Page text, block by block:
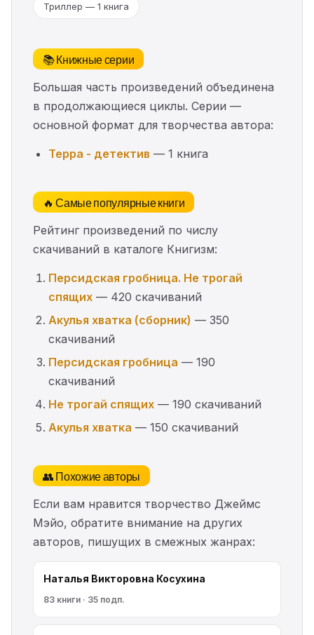
Триллер — 1 книга
📚 Книжные серии
Большая часть произведений объединена
в продолжающиеся циклы. Серии —
основной формат для творчества автора:
Терра - детектив — 1 книга
🔥 Самые популярные книги
Рейтинг произведений по числу
скачиваний в каталоге Книгизм:
Персидская гробница. Не трогай
спящих — 420 скачиваний
Акулья хватка (сборник) — 350
скачиваний
Персидская гробница — 190
скачиваний
Не трогай спящих — 190 скачиваний
Акулья хватка — 150 скачиваний
👥 Похожие авторы
Если вам нравится творчество Джеймс
Мэйо, обратите внимание на других
авторов, пишущих в смежных жанрах:
Наталья Викторовна Косухина
83 книги · 35 подп.